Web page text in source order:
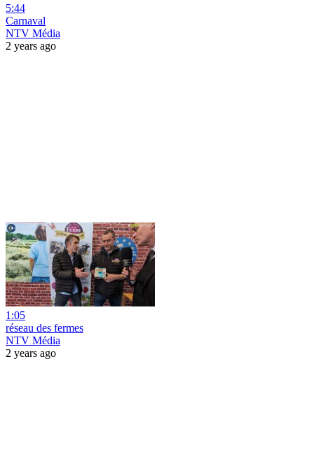
5:44
Carnaval
NTV Média
2 years ago
1:05
réseau des fermes
NTV Média
2 years ago